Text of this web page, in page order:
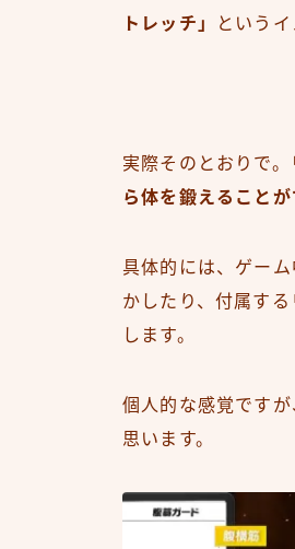
トレッチ」
という
実際そのとおりで。
ら体を鍛えること
具体的には、ゲー
かしたり、付属す
します。
個人的な感覚ですが
思います。